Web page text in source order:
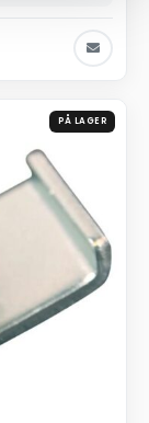
PÅ LAGER